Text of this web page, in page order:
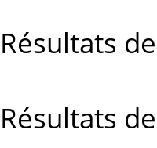
Résultats
Résultats